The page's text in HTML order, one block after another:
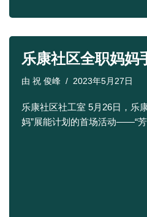
乐康社区全职妈妈
由 祝 俊峰 2023年5月27日
乐康社区社工室 5月26日，乐
妈”展能计划的首场活动——“